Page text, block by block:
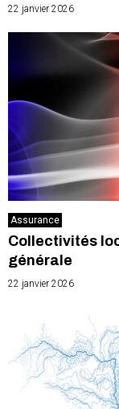
22 janvier 2026
Assurance
Collectivités
générale
22 janvier 2026